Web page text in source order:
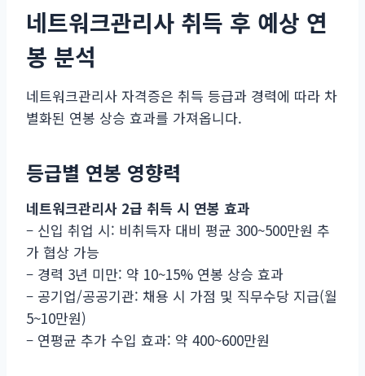
네트워크관리사 취득 후 예상 연
봉 분석
네트워크관리사 자격증은 취득 등급과 경력에 따라 차
별화된 연봉 상승 효과를 가져옵니다.
등급별 연봉 영향력
네트워크관리사 2급 취득 시 연봉 효과
– 신입 취업 시: 비취득자 대비 평균 300~500만원 추
가 협상 가능
– 경력 3년 미만: 약 10~15% 연봉 상승 효과
– 공기업/공공기관: 채용 시 가점 및 직무수당 지급(월
5~10만원)
– 연평균 추가 수입 효과: 약 400~600만원